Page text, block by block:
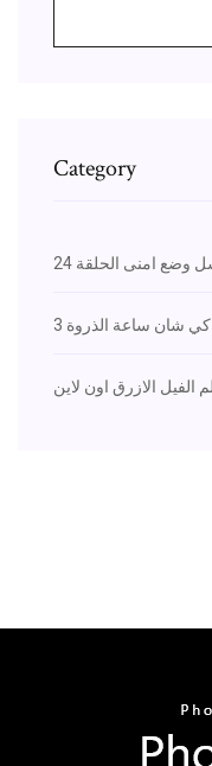
Category
وضع امنى الحلقة 24
شان ساعة الذروة 3
الفيل الازرق اون لاين